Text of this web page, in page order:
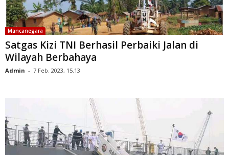
Mancanegara
Satgas Kizi TNI Berhasil Perbaiki Jalan di
Wilayah Berbahaya
Admin - 7 Feb. 2023, 15.13